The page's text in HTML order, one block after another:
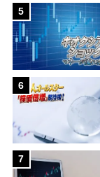
5
6
7